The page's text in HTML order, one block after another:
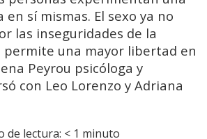
en sí mismas. El sexo ya no
las inseguridades de la
permite una mayor libertad en
Peyrou psicóloga y
con Leo Lorenzo y Adriana
de lectura: < 1 minuto